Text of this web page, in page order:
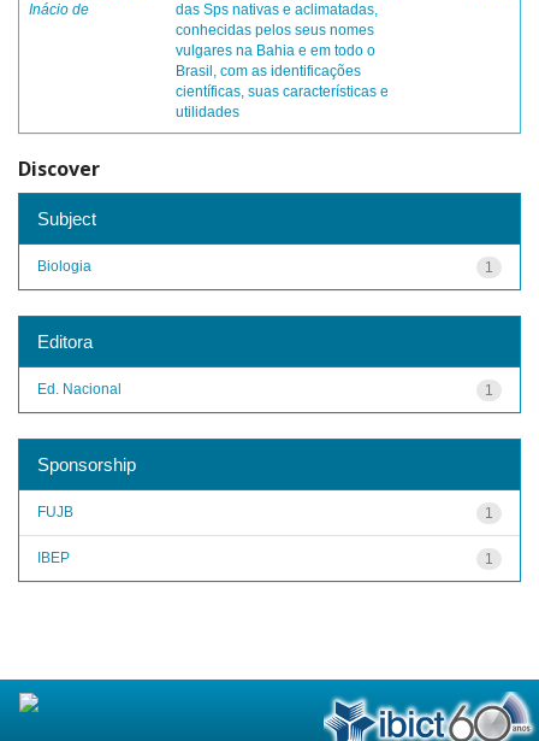
Inácio de
das Sps nativas e aclimatadas,
conhecidas pelos seus nomes
vulgares na Bahia e em todo o
Brasil, com as identificações
científicas, suas características e
utilidades
Discover
Subject
1
Biologia
Editora
1
Ed. Nacional
Sponsorship
1
FUJB
1
IBEP